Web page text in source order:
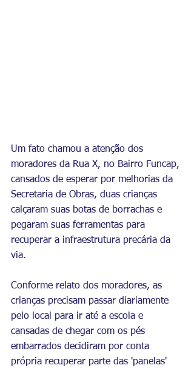
Um fato chamou a atenção dos
moradores da Rua X, no Bairro Funcap,
cansados de esperar por melhorias da
Secretaria de Obras, duas crianças
calçaram suas botas de borrachas e
pegaram suas ferramentas para
recuperar a infraestrutura precária da
via.
Conforme relato dos moradores, as
crianças precisam passar diariamente
pelo local para ir até a escola e
cansadas de chegar com os pés
embarrados decidiram por conta
própria recuperar parte das 'panelas'